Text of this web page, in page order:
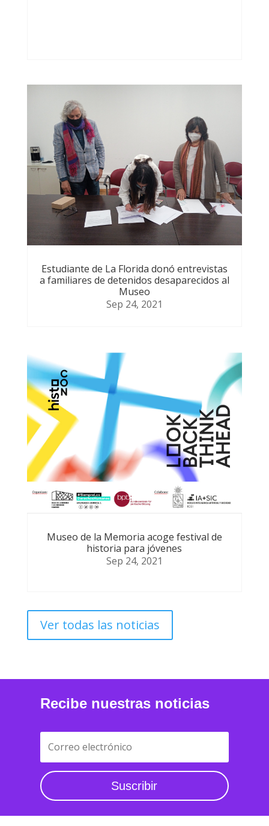
Estudiante de La Florida donó entrevistas
a familiares de detenidos desaparecidos al
Museo
Sep 24, 2021
Museo de la Memoria acoge festival de
historia para jóvenes
Sep 24, 2021
Ver todas las noticias
Recibe nuestras noticias
Suscribir